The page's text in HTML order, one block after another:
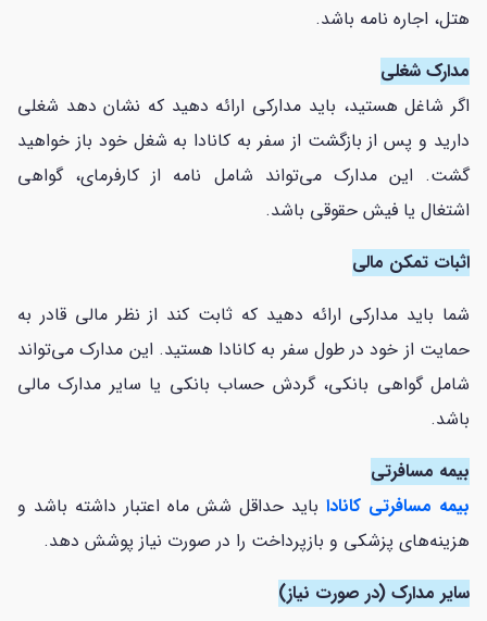
هتل، اجاره نامه باشد.
مدارک شغلی
اگر شاغل هستید، باید مدارکی ارائه دهید که نشان دهد شغلی
دارید و پس از بازگشت از سفر به کانادا به شغل خود باز خواهید
گشت. این مدارک می‌تواند شامل نامه از کارفرمای، گواهی
اشتغال یا فیش حقوقی باشد.
اثبات تمکن مالی
شما باید مدارکی ارائه دهید که ثابت کند از نظر مالی قادر به
حمایت از خود در طول سفر به کانادا هستید. این مدارک می‌تواند
شامل گواهی بانکی، گردش حساب بانکی یا سایر مدارک مالی
باشد.
بیمه مسافرتی
بیمه مسافرتی کانادا باید حداقل شش ماه اعتبار داشته باشد و
هزینه‌های پزشکی و بازپرداخت را در صورت نیاز پوشش دهد.
سایر مدارک (در صورت نیاز)